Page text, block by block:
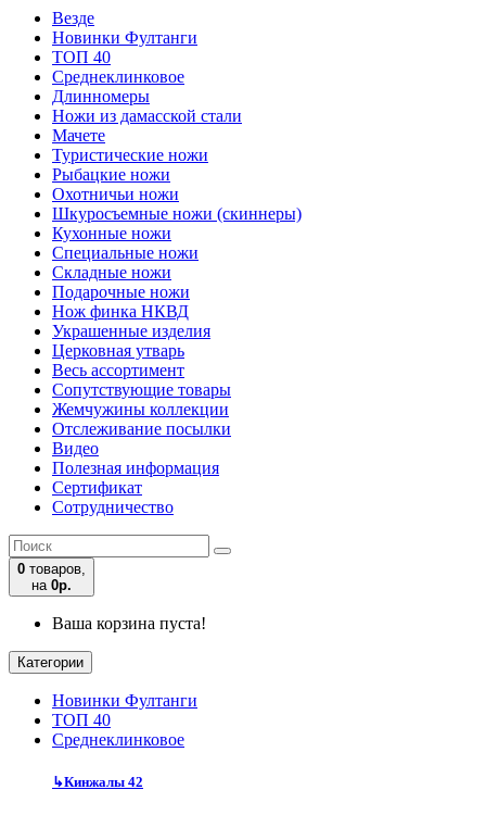
Везде
Новинки Фултанги
ТОП 40
Среднеклинковое
Длинномеры
Ножи из дамасской стали
Мачете
Туристические ножи
Рыбацкие ножи
Охотничьи ножи
Шкуросъемные ножи (скиннеры)
Кухонные ножи
Специальные ножи
Складные ножи
Подарочные ножи
Нож финка НКВД
Украшенные изделия
Церковная утварь
Весь ассортимент
Сопутствующие товары
Жемчужины коллекции
Отслеживание посылки
Видео
Полезная информация
Сертификат
Сотрудничество
0 товаров,
на 0р.
Ваша корзина пуста!
Категории
Новинки Фултанги
ТОП 40
Среднеклинковое
↳Кинжалы 42